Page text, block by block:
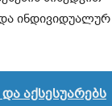
ინდივიდუალურ
აქსესუარებს